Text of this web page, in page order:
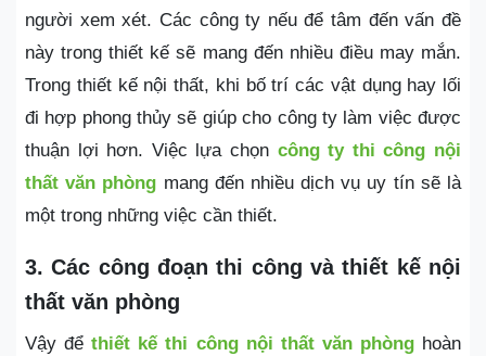
người xem xét. Các công ty nếu để tâm đến vấn đề
này trong thiết kế sẽ mang đến nhiều điều may mắn.
Trong thiết kế nội thất, khi bố trí các vật dụng hay lối
đi hợp phong thủy sẽ giúp cho công ty làm việc được
thuận lợi hơn. Việc lựa chọn công ty thi công nội
thất văn phòng mang đến nhiều dịch vụ uy tín sẽ là
một trong những việc cần thiết.
3. Các công đoạn thi công và thiết kế nội
thất văn phòng
Vậy đểthiết kế thi công nội thất văn phòng hoàn